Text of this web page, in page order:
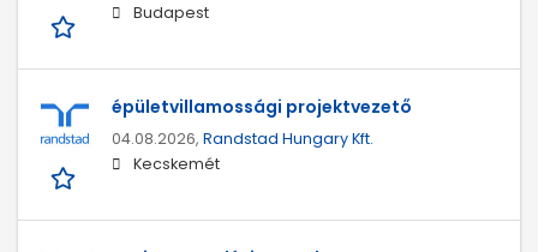
Budapest
épületvillamossági projektvezető
04.08.2026, Randstad Hungary Kft.
Kecskemét